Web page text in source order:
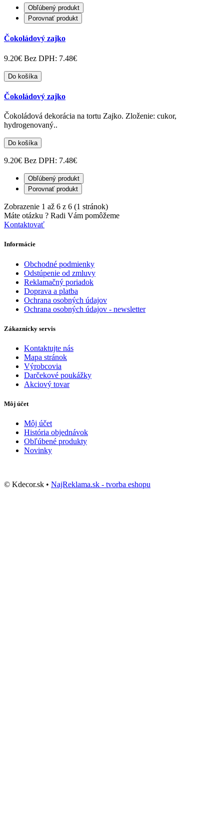
Obľúbený produkt
Porovnať produkt
Čokoládový zajko
9.20€ Bez DPH: 7.48€
Do košíka
Čokoládový zajko
Čokoládová dekorácia na tortu Zajko. Zloženie: cukor,
hydrogenovaný..
Do košíka
9.20€ Bez DPH: 7.48€
Obľúbený produkt
Porovnať produkt
Zobrazenie 1 až 6 z 6 (1 stránok)
Máte otázku ? Radi Vám pomôžeme
Kontaktovať
Informácie
Obchodné podmienky
Odstúpenie od zmluvy
Reklamačný poriadok
Doprava a platba
Ochrana osobných údajov
Ochrana osobných údajov - newsletter
Zákaznícky servis
Kontaktujte nás
Mapa stránok
Výrobcovia
Darčekové poukážky
Akciový tovar
Môj účet
Môj účet
História objednávok
Obľúbené produkty
Novinky
© Kdecor.sk • NajReklama.sk - tvorba eshopu